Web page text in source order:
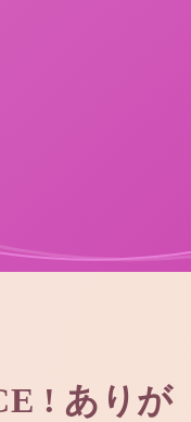
! ありが